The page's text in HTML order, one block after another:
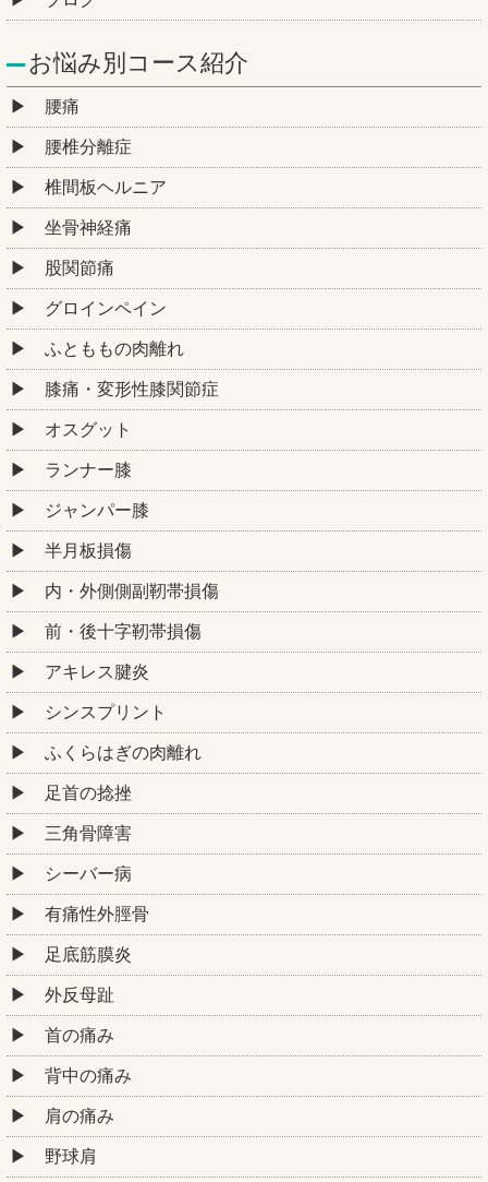
お悩み別コース紹介
腰痛
腰椎分離症
椎間板ヘルニア
坐骨神経痛
股関節痛
グロインペイン
ふとももの肉離れ
膝痛・変形性膝関節症
オスグット
ランナー膝
ジャンパー膝
半月板損傷
内・外側側副靭帯損傷
前・後十字靭帯損傷
アキレス腱炎
シンスプリント
ふくらはぎの肉離れ
足首の捻挫
三角骨障害
シーバー病
有痛性外脛骨
足底筋膜炎
外反母趾
首の痛み
背中の痛み
肩の痛み
野球肩